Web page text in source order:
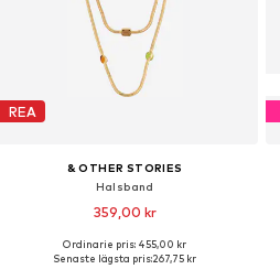
REA
& OTHER STORIES
Halsband
359,00 kr
Tillgängliga storlekar: One Size
Ordinarie pris: 455,00 kr
Senaste lägsta pris:267,75 kr